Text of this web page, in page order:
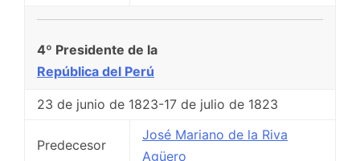
4º Presidente de la
República del Perú
23 de junio de 1823-17 de julio de 1823
Predecesor
José Mariano de la Riva
Agüero